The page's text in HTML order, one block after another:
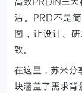
洁。PRD不是
图，让设计、
致。
在这里，苏米分
块涵盖了需求背